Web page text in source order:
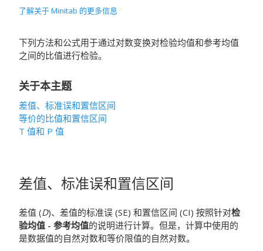
了解关于 Minitab 的更多信息
下列方法和公式用于通过对数变换对检验均值和参考均值
之间的比值进行检验。
关于本主题
差值、标准误和置信区间
等价的比值和置信区间
T 值和 P 值
差值、标准误和置信区间
差值 (D)、差值的标准误 (SE) 和置信区间 (CI) 按照针对检
验均值 - 参考均值的说明进行计算。但是，计算中使用的
是数据值的自然对数和等价限值的自然对数。